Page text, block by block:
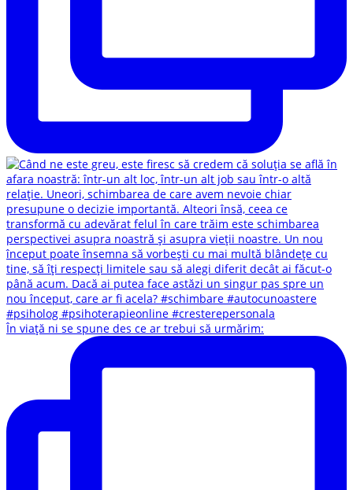
În viață ni se spune des ce ar trebui să urmărim: